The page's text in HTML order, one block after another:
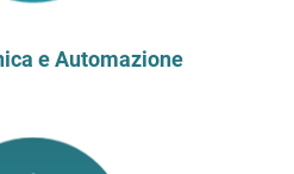
e Automazione